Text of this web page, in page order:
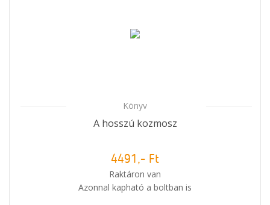
Könyv
A hosszú kozmosz
4491,- Ft
Raktáron van
Azonnal kapható a boltban is